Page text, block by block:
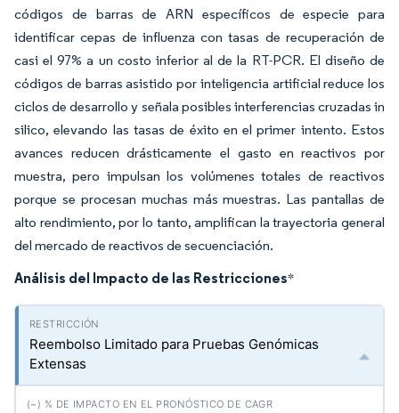
códigos de barras de ARN específicos de especie para
identificar cepas de influenza con tasas de recuperación de
casi el 97% a un costo inferior al de la RT-PCR. El diseño de
códigos de barras asistido por inteligencia artificial reduce los
ciclos de desarrollo y señala posibles interferencias cruzadas in
silico, elevando las tasas de éxito en el primer intento. Estos
avances reducen drásticamente el gasto en reactivos por
muestra, pero impulsan los volúmenes totales de reactivos
porque se procesan muchas más muestras. Las pantallas de
alto rendimiento, por lo tanto, amplifican la trayectoria general
del mercado de reactivos de secuenciación.
Análisis del Impacto de las Restricciones*
Reembolso Limitado para Pruebas Genómicas
Extensas